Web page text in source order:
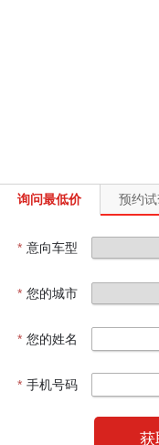
询问最低价 预约
* 意向车型
* 您的城市
* 您的姓名
* 手机号码
获